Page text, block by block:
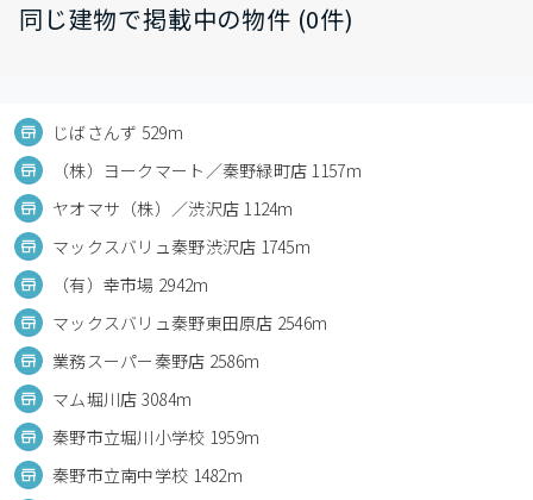
同じ建物で掲載中の物件 (0件)
じばさんず 529m
（株）ヨークマート／秦野緑町店 1157m
ヤオマサ（株）／渋沢店 1124m
マックスバリュ秦野渋沢店 1745m
（有）幸市場 2942m
マックスバリュ秦野東田原店 2546m
業務スーパー秦野店 2586m
マム堀川店 3084m
秦野市立堀川小学校 1959m
秦野市立南中学校 1482m